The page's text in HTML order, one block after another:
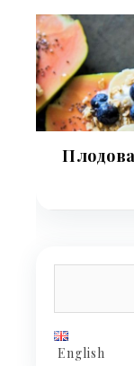
English